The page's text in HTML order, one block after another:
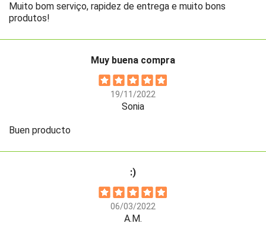
Muito bom serviço, rapidez de entrega e muito bons
produtos!
Muy buena compra
19/11/2022
Sonia
Buen producto
:)
06/03/2022
A.M.